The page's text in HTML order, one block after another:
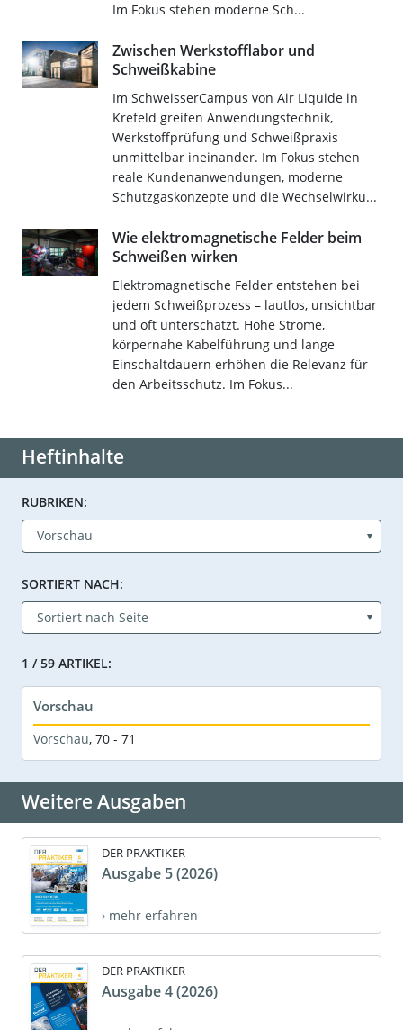
Im Fokus stehen moderne Sch...
Zwischen Werkstofflabor und
Schweißkabine
Im SchweisserCampus von Air Liquide in
Krefeld greifen Anwendungstechnik,
Werkstoffprüfung und Schweißpraxis
unmittelbar ineinander. Im Fokus stehen
reale Kundenanwendungen, moderne
Schutzgaskonzepte und die Wechselwirku...
Wie elektromagnetische Felder beim
Schweißen wirken
Elektromagnetische Felder entstehen bei
jedem Schweißprozess – lautlos, unsichtbar
und oft unterschätzt. Hohe Ströme,
körpernahe Kabelführung und lange
Einschaltdauern erhöhen die Relevanz für
den Arbeitsschutz. Im Fokus...
Heftinhalte
RUBRIKEN:
SORTIERT NACH:
1 / 59 ARTIKEL:
Vorschau
Vorschau, 70 - 71
Weitere Ausgaben
DER PRAKTIKER
Ausgabe 5 (2026)
› mehr erfahren
DER PRAKTIKER
Ausgabe 4 (2026)